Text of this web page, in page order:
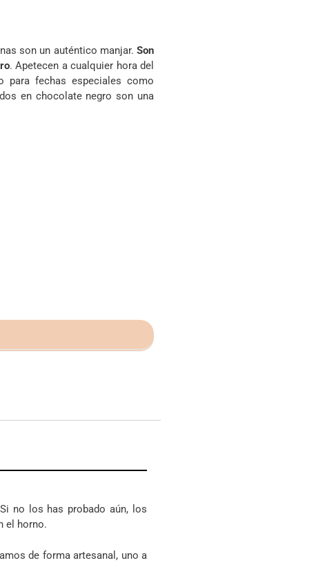
son un auténtico manjar. Son
. Apetecen a cualquier hora del
para fechas especiales como
en chocolate negro son una
Si no los has probado aún, los
el horno.
de forma artesanal, uno a